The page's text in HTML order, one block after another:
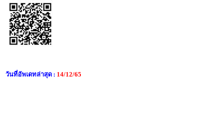
วันที่อัพเดทล่าสุด : 14/12/65